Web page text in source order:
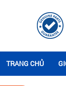
TRANG CHỦ